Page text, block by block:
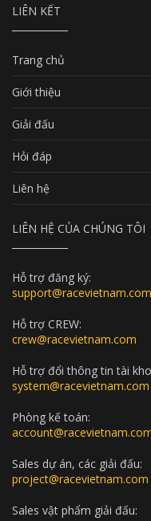
LIÊN KẾT
Trang chủ
Giới thiệu
Giải đấu
Hỏi đáp
Liên hệ
LIÊN HỆ CỦA CHÚNG TÔI
Hỗ trợ đăng ký:
Hỗ trợ CREW:
crew@racevietnam.com
Hỗ trợ đổi thông tin tài
system@racevietnam.com
Phòng kế toán:
Sales dự án, các giải đấu:
project@racevietnam.com
Sales vật phẩm giải đấu: